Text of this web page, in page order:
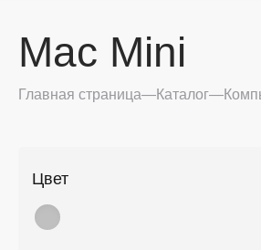
Mac Mini
Главная страница Каталог
Цвет